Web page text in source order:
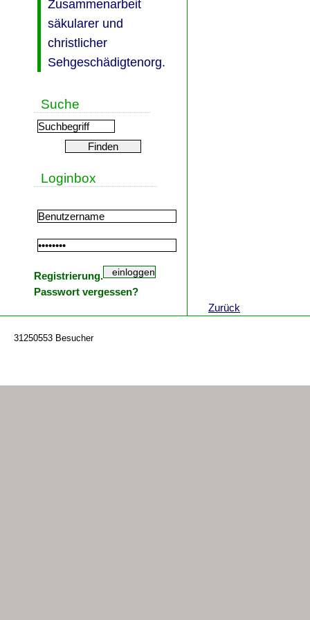
Zusammenarbeit
säkularer und
christlicher
Sehgeschädigtenorg.
Suche
Loginbox
Registrierung.
Passwort vergessen?
Zurück
31250553 Besucher